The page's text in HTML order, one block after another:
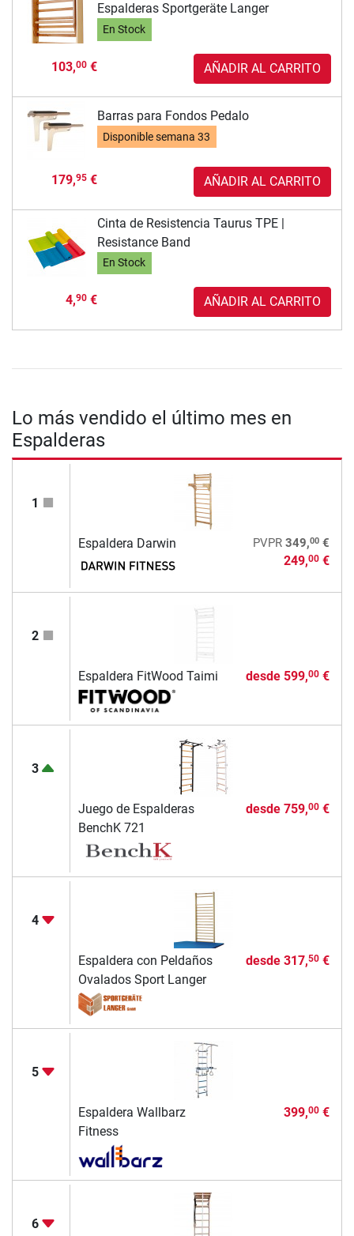
Espalderas Sportgeräte Langer
En Stock
103,00€ AÑADIR AL CARRITO
Barras para Fondos Pedalo
Disponiblesemana 33
179,95€ AÑADIR AL CARRITO
Cinta de Resistencia Taurus TPE |
Resistance Band
En Stock
4,90€ AÑADIR AL CARRITO
Lo más vendido el último mes en
Espalderas
1
Espaldera Darwin PVPR 349,00€
249,00€
2
Espaldera FitWood Taimi desde 599,00€
3
Juego de Espalderas
BenchK 721
desde 759,00€
4
Espaldera con Peldaños
Ovalados Sport Langer
desde 317,50€
5
Espaldera Wallbarz
Fitness
399,00€
6